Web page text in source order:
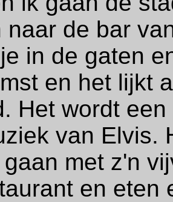
naar de bar
in de gaten
en het lijkt
Het wordt
van Elvis.
met z'n
en eten